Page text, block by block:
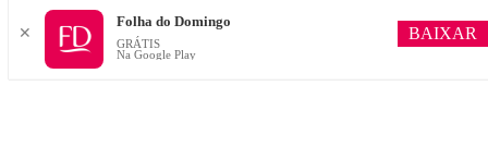
✕
Folha do Domingo
GRÁTIS
Na Google Play
BAIXAR